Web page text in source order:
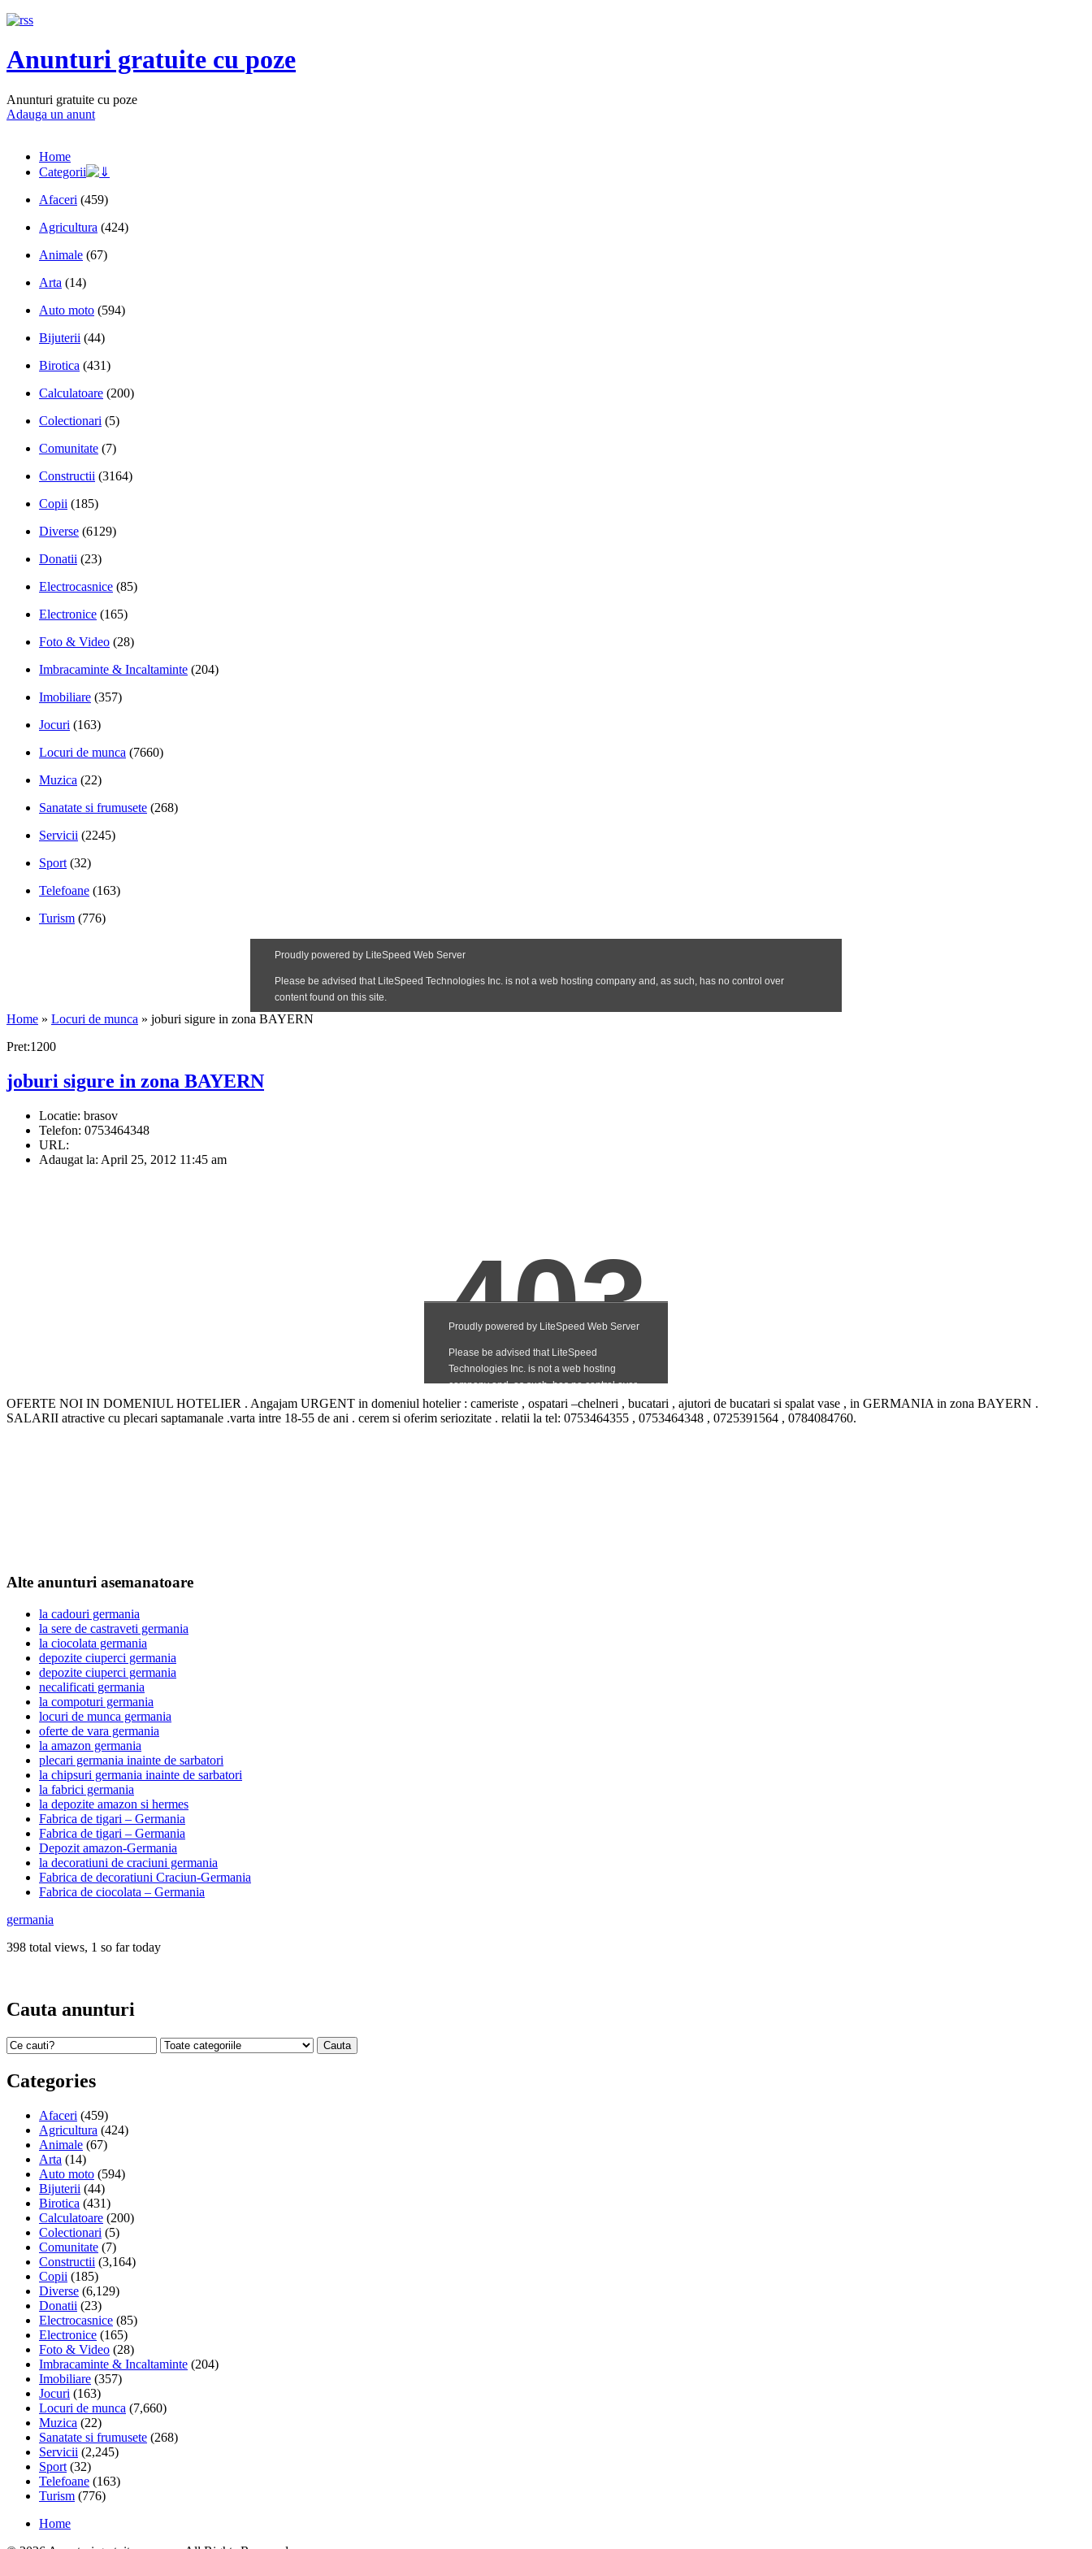
Anunturi gratuite cu poze
Anunturi gratuite cu poze
Adauga un anunt
Home
Categorii
Afaceri (459)
Agricultura (424)
Animale (67)
Arta (14)
Auto moto (594)
Bijuterii (44)
Birotica (431)
Calculatoare (200)
Colectionari (5)
Comunitate (7)
Constructii (3164)
Copii (185)
Diverse (6129)
Donatii (23)
Electrocasnice (85)
Electronice (165)
Foto & Video (28)
Imbracaminte & Incaltaminte (204)
Imobiliare (357)
Jocuri (163)
Locuri de munca (7660)
Muzica (22)
Sanatate si frumusete (268)
Servicii (2245)
Sport (32)
Telefoane (163)
Turism (776)
Home » Locuri de munca » joburi sigure in zona BAYERN
Pret:1200
joburi sigure in zona BAYERN
Locatie: brasov
Telefon: 0753464348
URL:
Adaugat la: April 25, 2012 11:45 am
OFERTE NOI IN DOMENIUL HOTELIER . Angajam URGENT in domeniul hotelier : cameriste , ospatari –chelneri , bucatari , ajutori de bucatari si spalat vase , in GERMANIA in zona BAYERN .
SALARII atractive cu plecari saptamanale .varta intre 18-55 de ani . cerem si oferim seriozitate . relatii la tel: 0753464355 , 0753464348 , 0725391564 , 0784084760.
Alte anunturi asemanatoare
la cadouri germania
la sere de castraveti germania
la ciocolata germania
depozite ciuperci germania
depozite ciuperci germania
necalificati germania
la compoturi germania
locuri de munca germania
oferte de vara germania
la amazon germania
plecari germania inainte de sarbatori
la chipsuri germania inainte de sarbatori
la fabrici germania
la depozite amazon si hermes
Fabrica de tigari – Germania
Fabrica de tigari – Germania
Depozit amazon-Germania
la decoratiuni de craciuni germania
Fabrica de decoratiuni Craciun-Germania
Fabrica de ciocolata – Germania
germania
398 total views, 1 so far today
Cauta anunturi
Categories
Afaceri (459)
Agricultura (424)
Animale (67)
Arta (14)
Auto moto (594)
Bijuterii (44)
Birotica (431)
Calculatoare (200)
Colectionari (5)
Comunitate (7)
Constructii (3,164)
Copii (185)
Diverse (6,129)
Donatii (23)
Electrocasnice (85)
Electronice (165)
Foto & Video (28)
Imbracaminte & Incaltaminte (204)
Imobiliare (357)
Jocuri (163)
Locuri de munca (7,660)
Muzica (22)
Sanatate si frumusete (268)
Servicii (2,245)
Sport (32)
Telefoane (163)
Turism (776)
Home